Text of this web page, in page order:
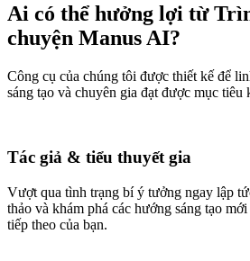
Ai có thể hưởng lợi từ
chuyện Manus AI?
Công cụ của chúng tôi được thiết kế để
sáng tạo và chuyên gia đạt được mục tiêu
Tác giả & tiểu thuyết gia
Vượt qua tình trạng bí ý tưởng ngay lập
thảo và khám phá các hướng sáng tạo
tiếp theo của bạn.